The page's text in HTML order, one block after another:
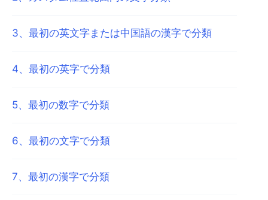
3、 最初の英文字または中国語の漢字で分類
4、 最初の英字で分類
5、 最初の数字で分類
6、 最初の文字で分類
7、 最初の漢字で分類